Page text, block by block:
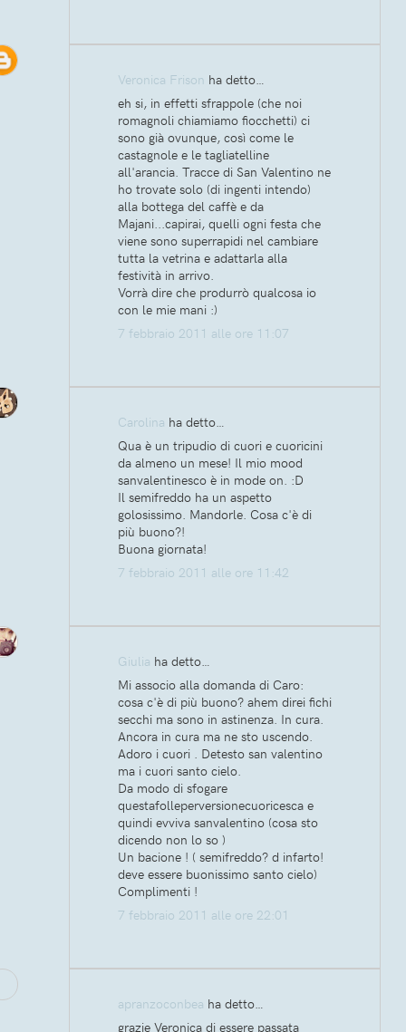
Veronica Frison ha detto…
eh si, in effetti sfrappole (che noi
romagnoli chiamiamo fiocchetti) ci
sono già ovunque, così come le
castagnole e le tagliatelline
all'arancia. Tracce di San Valentino ne
ho trovate solo (di ingenti intendo)
alla bottega del caffè e da
Majani...capirai, quelli ogni festa che
viene sono superrapidi nel cambiare
tutta la vetrina e adattarla alla
festività in arrivo.
Vorrà dire che produrrò qualcosa io
con le mie mani :)
7 febbraio 2011 alle ore 11:07
Carolina ha detto…
Qua è un tripudio di cuori e cuoricini
da almeno un mese! Il mio mood
sanvalentinesco è in mode on. :D
Il semifreddo ha un aspetto
golosissimo. Mandorle. Cosa c'è di
più buono?!
Buona giornata!
7 febbraio 2011 alle ore 11:42
Giulia ha detto…
Mi associo alla domanda di Caro:
cosa c'è di più buono? ahem direi fichi
secchi ma sono in astinenza. In cura.
Ancora in cura ma ne sto uscendo.
Adoro i cuori . Detesto san valentino
ma i cuori santo cielo.
Da modo di sfogare
questafolleperversionecuoricesca e
quindi evviva sanvalentino (cosa sto
dicendo non lo so )
Un bacione ! ( semifreddo? d infarto!
deve essere buonissimo santo cielo)
Complimenti !
7 febbraio 2011 alle ore 22:01
apranzoconbea ha detto…
grazie Veronica di essere passata